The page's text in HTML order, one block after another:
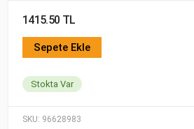
SKU: 96628983
1415.50 TL
Sepete Ekle
Stokta Var